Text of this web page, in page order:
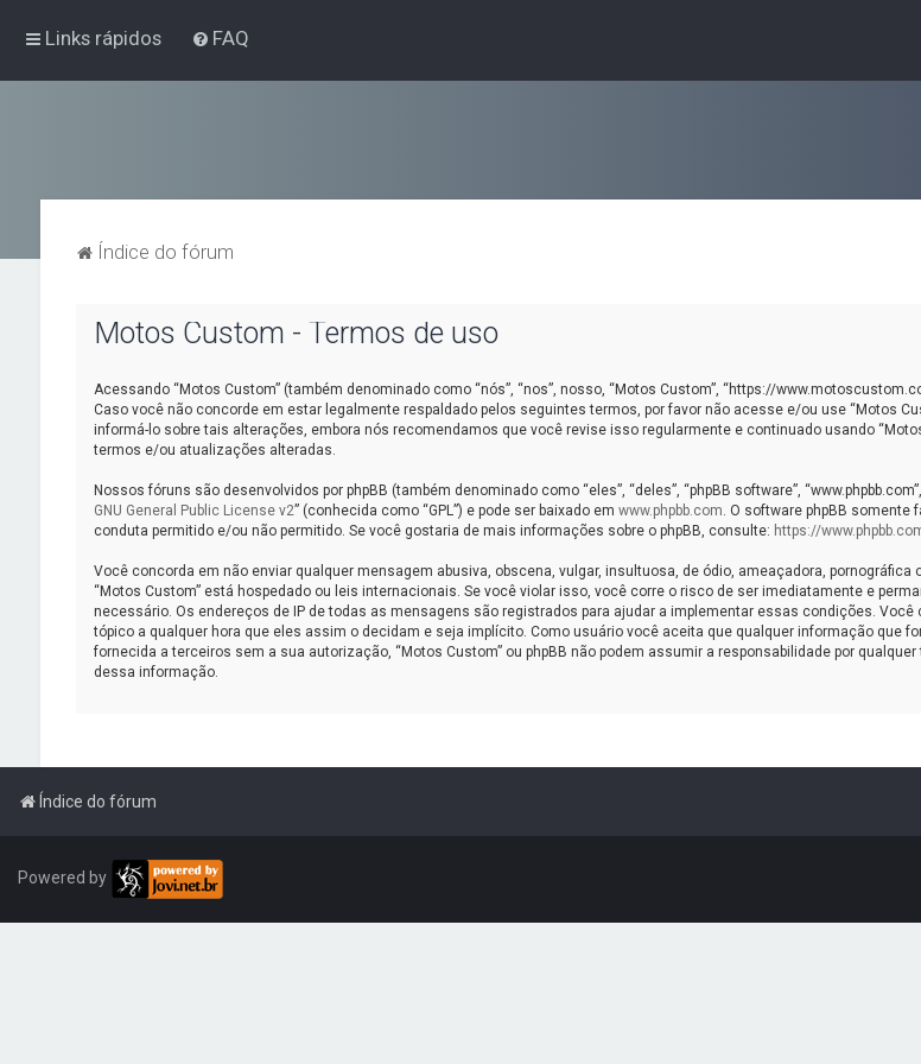
Links rápidos FAQ
Índice do fórum
Motos Custom - Termos de uso
Acessando “Motos Custom” (também denominado como “nós”, “nos”, nosso, “Motos Custom”, “https://
Caso você não concorde em estar legalmente respaldado pelos seguintes termos, por favor não acesse e/ou use “Motos
informá-lo sobre tais alterações, embora nós recomendamos que você revise isso regularmente e continuado usando
termos e/ou atualizações alteradas.
Nossos fóruns são desenvolvidos por phpBB (também denominado como “eles”, “deles”, “phpBB software”,
GNU General Public License v2” (conhecida como “GPL”) e pode ser baixado em www.phpbb.com. O software phpBB somente
conduta permitido e/ou não permitido. Se você gostaria de mais informações sobre o phpBB, consulte: https://
Você concorda em não enviar qualquer mensagem abusiva, obscena, vulgar, insultuosa, de ódio, ameaçadora,
“Motos Custom” está hospedado ou leis internacionais. Se você violar isso, você corre o risco de ser imediatamente e
necessário. Os endereços de IP de todas as mensagens são registrados para ajudar a implementar essas condições.
tópico a qualquer hora que eles assim o decidam e seja implícito. Como usuário você aceita que qualquer informação que
fornecida a terceiros sem a sua autorização, “Motos Custom” ou phpBB não podem assumir a responsabilidade por
dessa informação.
Índice do fórum
Powered by